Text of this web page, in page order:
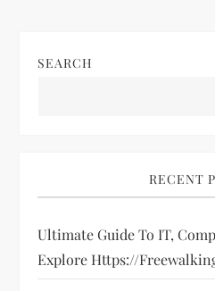
n
i
g
a
SEARCH
RECENT
Ultimate Guide To IT,
Explore Https://